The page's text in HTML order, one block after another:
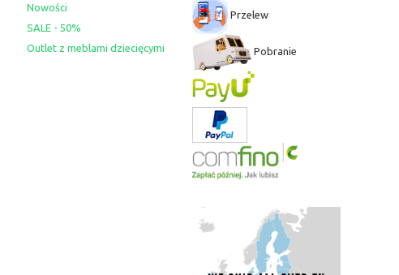
Nowości
SALE - 50%
Outlet z meblami dziecięcymi
Przelew
Pobranie